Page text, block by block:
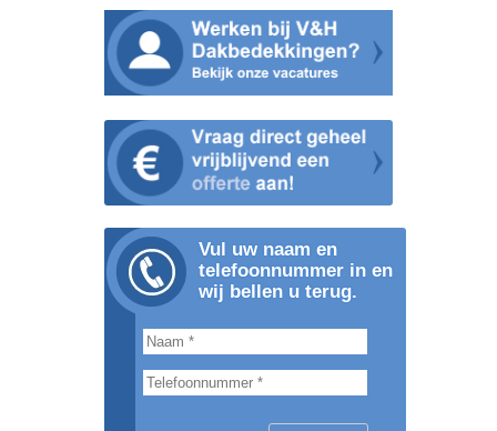
Vul uw naam en
telefoonnummer in en
wij bellen u terug.